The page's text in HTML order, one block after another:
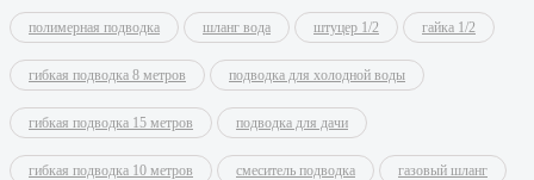
полимерная подводка шланг вода штуцер 1/2 гайка 1/2
гибкая подводка 8 метров подводка для холодной воды
гибкая подводка 15 метров подводка для дачи
гибкая подводка 10 метров смеситель подводка газовый шланг